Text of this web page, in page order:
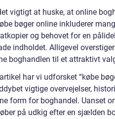
vigtigt at huske, at online
bøger online inkluderer
og behovet for en
indholdet. Alligevel
boghandlen til et attraktivt
har vi udforsket “købe
vigtige overvejelser,
form for boghandel. Uanset
på udkig efter en sjælden